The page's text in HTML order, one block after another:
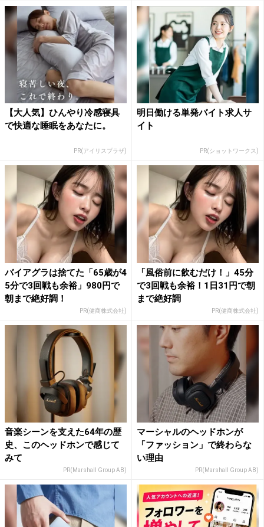
【大人気】ひんやり冷感寝具
で快適な睡眠をあなたに。
PR(アイリスプラザ)
明日働ける単発バイト求人サ
イト
PR(ショットワークス)
バイアグラは捨てた「65歳が4
5分で3回戦も余裕」980円で
朝まで絶好調！
PR(健商株式会社)
「風俗前に飲むだけ！」45分
で3回戦も余裕！1日31円で朝
まで絶好調
PR(健商株式会社)
音楽シーンを支えた64年の歴
史、このヘッドホンで感じて
みて
PR(Marshall Group AB)
マーシャルのヘッドホンが
「ファッション」で終わらな
い理由
PR(Marshall Group AB)